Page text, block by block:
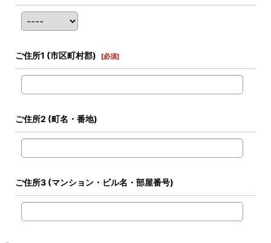
ご住所1 (市区町村郡) [必須]
ご住所2 (町名・番地)
ご住所3 (マンション・ビル名・部屋番号)